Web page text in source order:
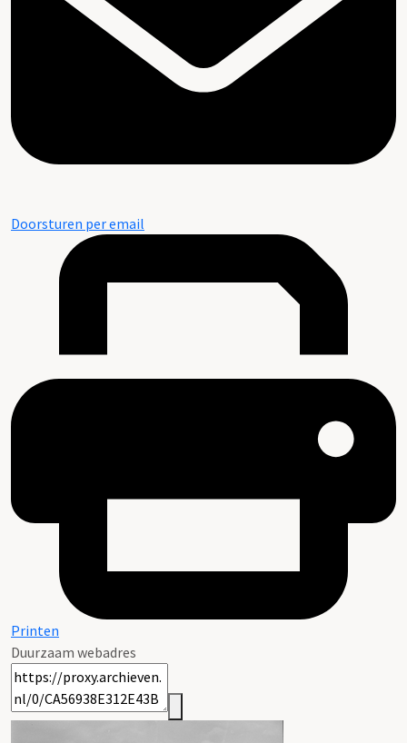
Doorsturen per email
Printen
Duurzaam webadres